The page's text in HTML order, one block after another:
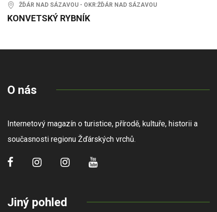
ŽĎÁR NAD SÁZAVOU - OKR:ŽĎÁR NAD SÁZAVOU
KONVETSKÝ RYBNÍK
O nás
Internetový magazín o turistice, přírodě, kultuře, historii a
současnosti regionu Žďárských vrchů.
Jiný pohled